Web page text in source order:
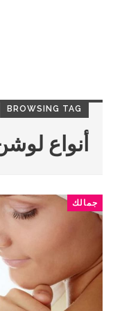
BROWSING TAG
أنواع
جمالك